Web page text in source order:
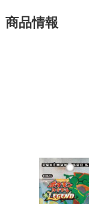
商品情報